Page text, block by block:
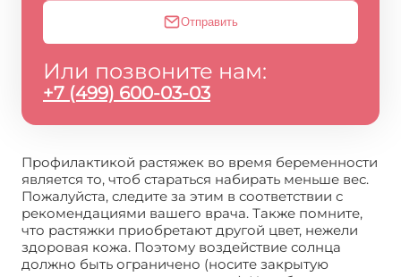
Отправить
Или позвоните нам:
+7 (499) 600-03-03
Профилактикой растяжек во время беременности
является то, чтоб стараться набирать меньше вес.
Пожалуйста, следите за этим в соответствии с
рекомендациями вашего врача. Также помните,
что растяжки приобретают другой цвет, нежели
здоровая кожа. Поэтому воздействие солнца
должно быть ограничено (носите закрытую